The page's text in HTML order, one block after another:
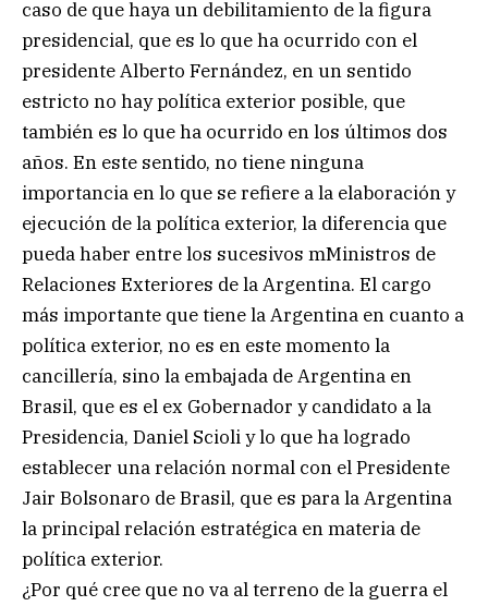
caso de que haya un debilitamiento de la figura
presidencial, que es lo que ha ocurrido con el
presidente Alberto Fernández, en un sentido
estricto no hay política exterior posible, que
también es lo que ha ocurrido en los últimos dos
años. En este sentido, no tiene ninguna
importancia en lo que se refiere a la elaboración y
ejecución de la política exterior, la diferencia que
pueda haber entre los sucesivos mMinistros de
Relaciones Exteriores de la Argentina. El cargo
más importante que tiene la Argentina en cuanto a
política exterior, no es en este momento la
cancillería, sino la embajada de Argentina en
Brasil, que es el ex Gobernador y candidato a la
Presidencia, Daniel Scioli y lo que ha logrado
establecer una relación normal con el Presidente
Jair Bolsonaro de Brasil, que es para la Argentina
la principal relación estratégica en materia de
política exterior.
¿Por qué cree que no va al terreno de la guerra el